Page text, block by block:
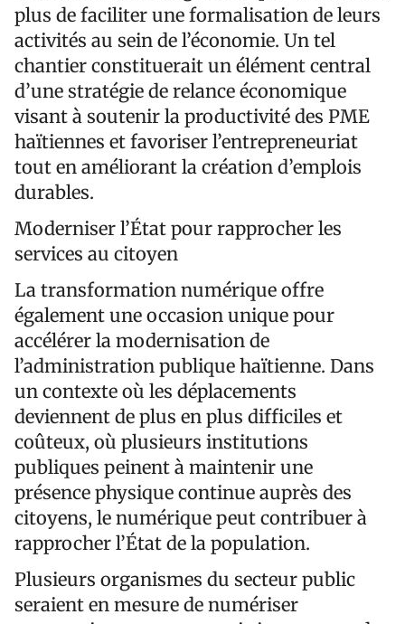
plus de faciliter une formalisation de leurs
activités au sein de l’économie. Un tel
chantier constituerait un élément central
d’une stratégie de relance économique
visant à soutenir la productivité des PME
haïtiennes et favoriser l’entrepreneuriat
tout en améliorant la création d’emplois
durables.
Moderniser l’État pour rapprocher les
services au citoyen
La transformation numérique offre
également une occasion unique pour
accélérer la modernisation de
l’administration publique haïtienne. Dans
un contexte où les déplacements
deviennent de plus en plus difficiles et
coûteux, où plusieurs institutions
publiques peinent à maintenir une
présence physique continue auprès des
citoyens, le numérique peut contribuer à
rapprocher l’État de la population.
Plusieurs organismes du secteur public
seraient en mesure de numériser